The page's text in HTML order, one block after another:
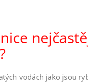
vodách jako jsou